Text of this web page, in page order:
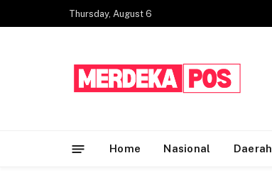
Thursday, August 6
Home Nasional Daerah